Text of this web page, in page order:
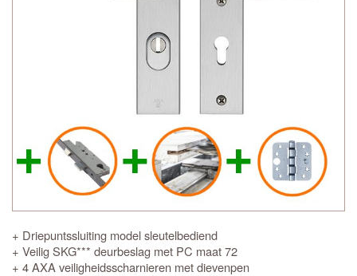
+ Driepuntssluiting model sleutelbediend
+ Veilig SKG*** deurbeslag met PC maat 72
+ 4 AXA veiligheidsscharnieren met dievenpen